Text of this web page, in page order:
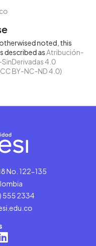
noted, this
described asAtribución-
4.0
BY-NC-ND 4.0)
No. 122-135
555 2334